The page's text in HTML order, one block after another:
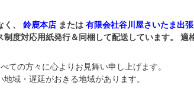
く、 鈴鹿本店 または 有限会社谷川屋さいたま出
度対応用紙発行＆同梱して配送しています。
ての方々に心よりお見舞い申し上げます。
域・遅延がおきる地域があります。